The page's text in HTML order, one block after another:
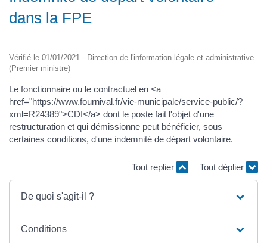
dans la FPE
Vérifié le 01/01/2021 - Direction de l'information légale et administrative
(Premier ministre)
Le fonctionnaire ou le contractuel en <a
href="https://www.fournival.fr/vie-municipale/service-public/?
xml=R24389">CDI</a> dont le poste fait l'objet d'une
restructuration et qui démissionne peut bénéficier, sous
certaines conditions, d'une indemnité de départ volontaire.
Tout replier Tout déplier
De quoi s'agit-il ?
Conditions